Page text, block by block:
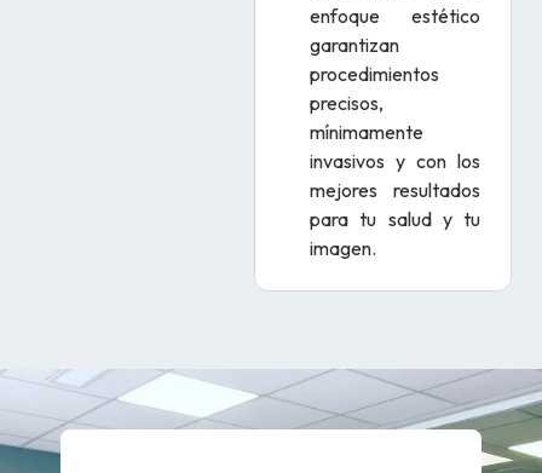
enfoque estético
garantizan
procedimientos
precisos,
mínimamente
invasivos y con los
mejores resultados
para tu salud y tu
imagen.